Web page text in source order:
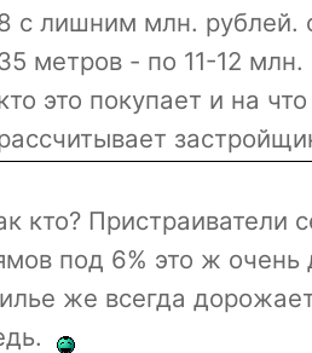
с лишним млн. рублей.
метров - по 11-12 млн.
это покупает и на что
кто? Пристраиватели
под 6% это ж очень
же всегда